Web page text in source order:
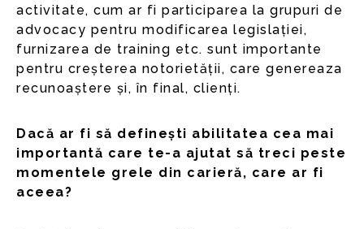
activitate, cum ar fi participarea la grupuri de
advocacy pentru modificarea legislației,
furnizarea de training etc. sunt importante
pentru creșterea notorietății, care genereaza
recunoaștere și, în final, clienți.
Dacă ar fi să definești abilitatea cea mai
importantă care te-a ajutat să treci peste
momentele grele din carieră, care ar fi
aceea?